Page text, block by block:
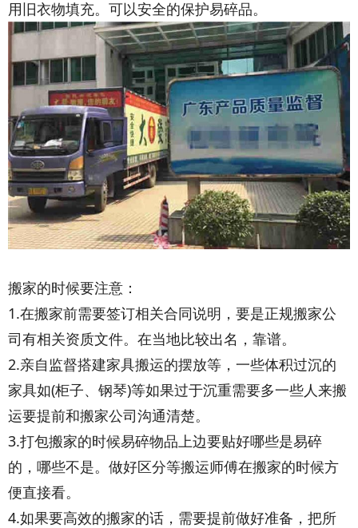
用旧衣物填充。可以安全的保护易碎品。
搬家的时候要注意：
1.在搬家前需要签订相关合同说明，要是正规搬家公
司有相关资质文件。在当地比较出名，靠谱。
2.亲自监督搭建家具搬运的摆放等，一些体积过沉的
家具如(柜子、钢琴)等如果过于沉重需要多一些人来搬
运要提前和搬家公司沟通清楚。
3.打包搬家的时候易碎物品上边要贴好哪些是易碎
的，哪些不是。做好区分等搬运师傅在搬家的时候方
便直接看。
4.如果要高效的搬家的话，需要提前做好准备，把所